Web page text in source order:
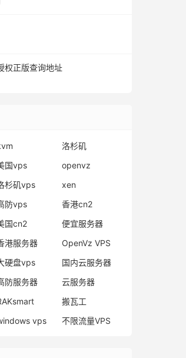
权正版查询地址
洛杉矶
国vps
openvz
杉矶vps
xen
防vps
香港cn2
国cn2
便宜服务器
港服务器
OpenVz VPS
硬盘vps
国内云服务器
防服务器
云服务器
搬瓦工
vps 不限流量VPS